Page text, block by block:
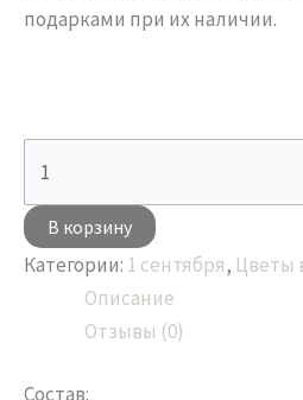
подарками при их наличии.
В корзину
Категории: 1 сентября, Цветы
Описание
Отзывы (0)
Состав: